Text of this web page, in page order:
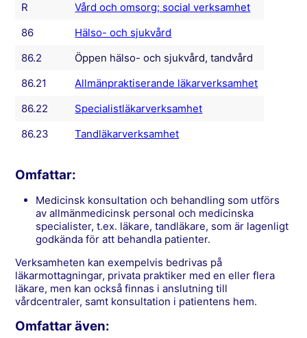
R
Vård och omsorg; social verksamhet
86
Hälso- och sjukvård
86.2
Öppen hälso- och sjukvård, tandvård
86.21
Allmänpraktiserande läkarverksamhet
86.22
Specialistläkarverksamhet
86.23
Tandläkarverksamhet
Omfattar:
medicinsk konsultation och behandling som utförs
av allmänmedicinsk personal och medicinska
specialister, t.ex. läkare, tandläkare, som är lagenligt
godkända för att behandla patienter.
Verksamheten kan exempelvis bedrivas på
läkarmottagningar, privata praktiker med en eller flera
läkare, men kan också finnas i anslutning till
vårdcentraler, samt konsultation i patientens hem.
Omfattar även: